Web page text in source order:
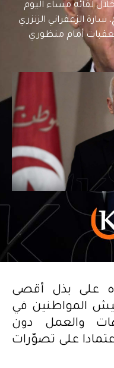
لقائه مساء اليوم
قرطاج، سارة الزعفراني الزنزري
أمام منظوري
على بذل أقصى
المواطنين في
والعمل دون
على تصوّرات